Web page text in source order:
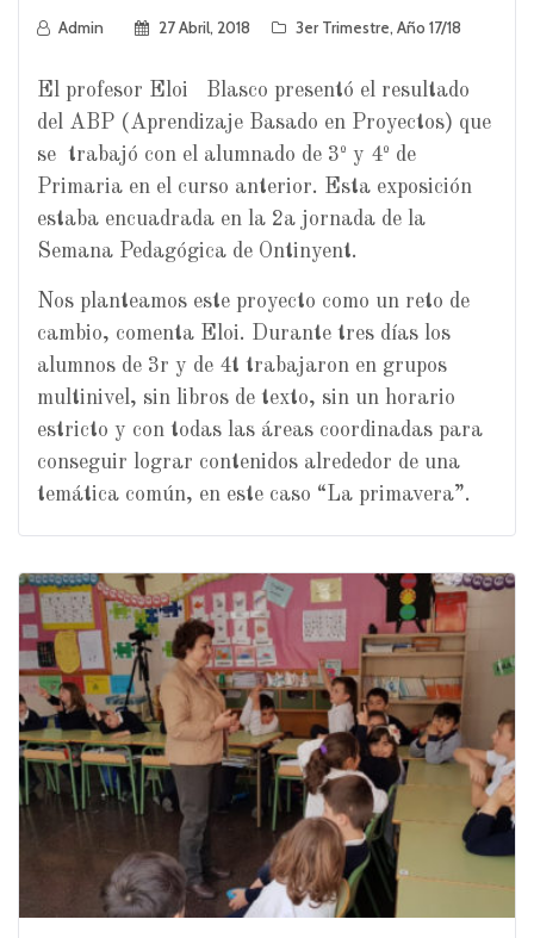
Admin 27 Abril, 2018 3er Trimestre, Año 17/18
El profesor Eloi Blasco presentó el resultado
del ABP (Aprendizaje Basado en Proyectos) que
se trabajó con el alumnado de 3º y 4º de
Primaria en el curso anterior. Esta exposición
estaba encuadrada en la 2a jornada de la
Semana Pedagógica de Ontinyent.
Nos planteamos este proyecto como un reto de
cambio, comenta Eloi. Durante tres días los
alumnos de 3r y de 4t trabajaron en grupos
multinivel, sin libros de texto, sin un horario
estricto y con todas las áreas coordinadas para
conseguir lograr contenidos alrededor de una
temática común, en este caso “La primavera”.